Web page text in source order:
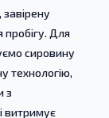
Для
сировину
технологію,
з
витримує